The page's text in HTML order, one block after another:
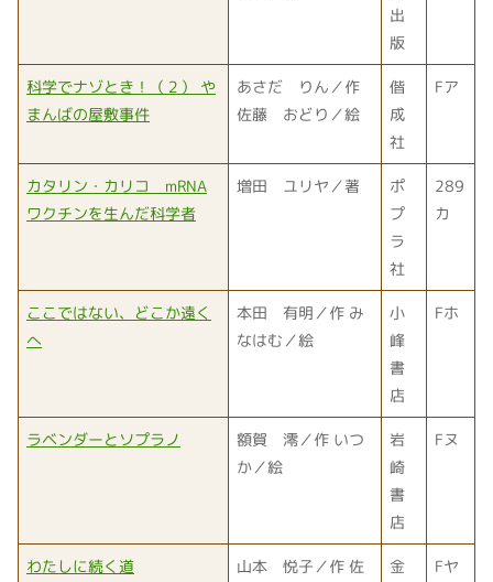
出
版
科学でナゾとき！（２） や
まんばの屋敷事件
あさだ りん／作
佐藤 おどり／絵
偕
成
社
Fア
カタリン・カリコ mRNA
ワクチンを生んだ科学者
増田 ユリヤ／著
ポ
プ
ラ
社
289
カ
ここではない、どこか遠く
へ
本田 有明／作 み
なはむ／絵
小
峰
書
店
Fホ
ラベンダーとソプラノ
額賀 澪／作 いつ
か／絵
岩
崎
書
店
Fヌ
わたしに続く道
山本 悦子／作 佐
金
Fヤ